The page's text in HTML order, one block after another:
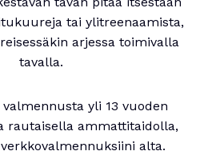
tai ylitreenaamista,
arjessa toimivalla
tavalla.
yli 13 vuoden
rautaisella ammattitaidolla,
alta.